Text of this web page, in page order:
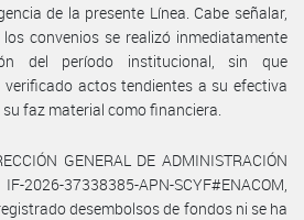
de la presente Línea. Cabe señalar,
convenios se realizó inmediatamente
del período institucional, sin que
actos tendientes a su efectiva
faz material como financiera.
GENERAL DE ADMINISTRACIÓN
37338385-APN-SCYF#ENACOM,
desembolsos de fondos ni se ha